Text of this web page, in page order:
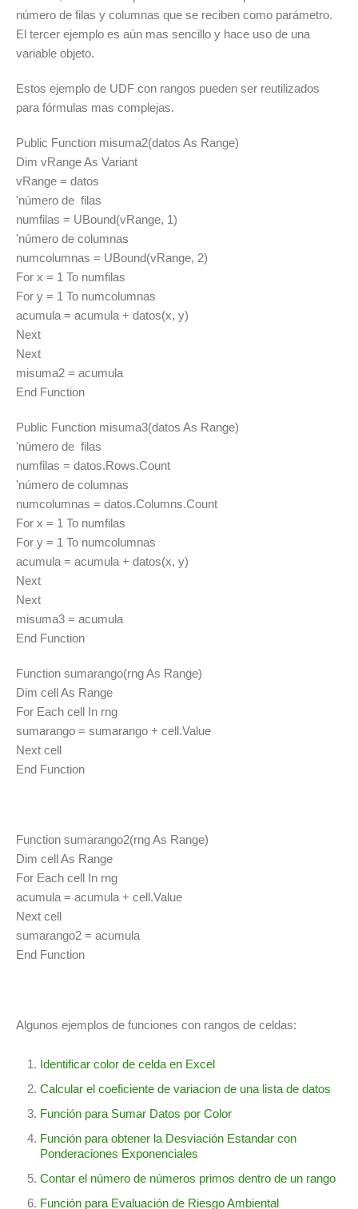
número de filas y columnas que se reciben como parámetro.
El tercer ejemplo es aún mas sencillo y hace uso de una
variable objeto.
Estos ejemplo de UDF con rangos pueden ser reutilizados
para fórmulas mas complejas.
Public Function misuma2(datos As Range)
Dim vRange As Variant
vRange = datos
'número de filas
numfilas = UBound(vRange, 1)
'número de columnas
numcolumnas = UBound(vRange, 2)
For x = 1 To numfilas
For y = 1 To numcolumnas
acumula = acumula + datos(x, y)
Next
Next
misuma2 = acumula
End Function
Public Function misuma3(datos As Range)
'número de filas
numfilas = datos.Rows.Count
'número de columnas
numcolumnas = datos.Columns.Count
For x = 1 To numfilas
For y = 1 To numcolumnas
acumula = acumula + datos(x, y)
Next
Next
misuma3 = acumula
End Function
Function sumarango(rng As Range)
Dim cell As Range
For Each cell In rng
sumarango = sumarango + cell.Value
Next cell
End Function
Function sumarango2(rng As Range)
Dim cell As Range
For Each cell In rng
acumula = acumula + cell.Value
Next cell
sumarango2 = acumula
End Function
Algunos ejemplos de funciones con rangos de celdas:
Identificar color de celda en Excel
Calcular el coeficiente de variacion de una lista de datos
Función para Sumar Datos por Color
Función para obtener la Desviación Estandar con
Ponderaciones Exponenciales
Contar el número de números primos dentro de un rango
Función para Evaluación de Riesgo Ambiental